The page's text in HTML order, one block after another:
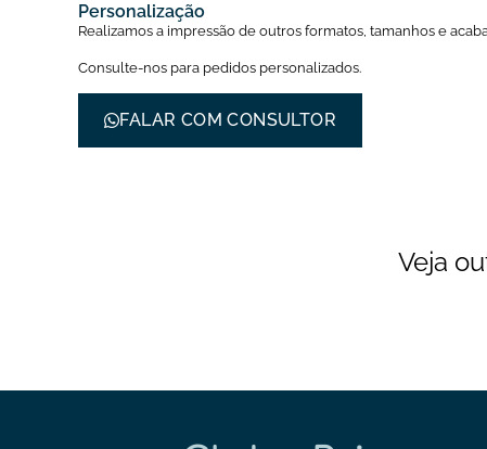
Personalização
Realizamos a impressão de outros formatos, tamanhos e
Consulte-nos para pedidos personalizados.
FALAR COM CONSULTOR
Veja